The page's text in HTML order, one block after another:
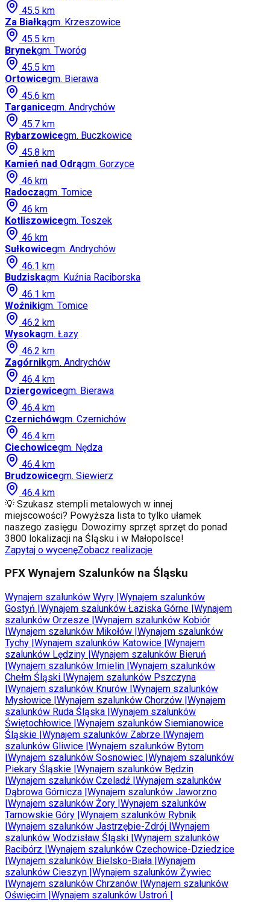
45.5 km
Za Białkągm. Krzeszowice
45.5 km
Brynekgm. Tworóg
45.5 km
Ortowicegm. Bierawa
45.6 km
Targanicegm. Andrychów
45.7 km
Rybarzowicegm. Buczkowice
45.8 km
Kamień nad Odrągm. Gorzyce
46 km
Radoczagm. Tomice
46 km
Kotliszowicegm. Toszek
46 km
Sułkowicegm. Andrychów
46.1 km
Budziskagm. Kuźnia Raciborska
46.1 km
Woźnikigm. Tomice
46.2 km
Wysokagm. Łazy
46.2 km
Zagórnikgm. Andrychów
46.4 km
Dziergowicegm. Bierawa
46.4 km
Czernichówgm. Czernichów
46.4 km
Ciechowicegm. Nędza
46.4 km
Brudzowicegm. Siewierz
46.4 km
💡 Szukasz stempli metalowych w innej
miejscowości? Powyższa lista to tylko ułamek
naszego zasięgu. Dowozimy sprzęt sprzęt do ponad
3800 lokalizacji na Śląsku i w Małopolsce!
Zapytaj o wycenęZobacz realizacje
PFX Wynajem Szalunków na Śląsku
Wynajem szalunków Wyry Wynajem szalunków
Gostyń Wynajem szalunków Łaziska Górne Wynajem
szalunków Orzesze Wynajem szalunków Kobiór
Wynajem szalunków Mikołów Wynajem szalunków
Tychy Wynajem szalunków Katowice Wynajem
szalunków Lędziny Wynajem szalunków Bieruń
Wynajem szalunków Imielin Wynajem szalunków
Chełm Śląski Wynajem szalunków Pszczyna
Wynajem szalunków Knurów Wynajem szalunków
Mysłowice Wynajem szalunków Chorzów Wynajem
szalunków Ruda Śląska Wynajem szalunków
Świętochłowice Wynajem szalunków Siemianowice
Śląskie Wynajem szalunków Zabrze Wynajem
szalunków Gliwice Wynajem szalunków Bytom
Wynajem szalunków Sosnowiec Wynajem szalunków
Piekary Śląskie Wynajem szalunków Będzin
Wynajem szalunków Czeladź Wynajem szalunków
Dąbrowa Górnicza Wynajem szalunków Jaworzno
Wynajem szalunków Żory Wynajem szalunków
Tarnowskie Góry Wynajem szalunków Rybnik
Wynajem szalunków Jastrzębie-Zdrój Wynajem
szalunków Wodzisław Śląski Wynajem szalunków
Racibórz Wynajem szalunków Czechowice-Dziedzice
Wynajem szalunków Bielsko-Biała Wynajem
szalunków Cieszyn Wynajem szalunków Żywiec
Wynajem szalunków Chrzanów Wynajem szalunków
Oświęcim Wynajem szalunków Ustroń